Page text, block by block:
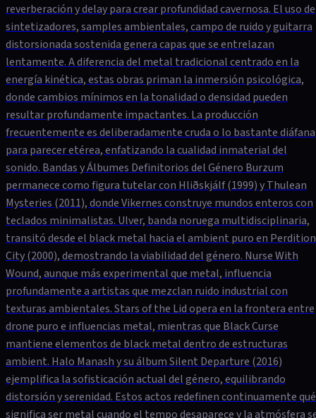
reverberación y delay para crear profundidad cavernosa. El uso de
sintetizadores, samples ambientales, campo de ruido y guitarra
distorsionada sostenida genera capas que se entrelazan
lentamente. A diferencia del metal tradicional centrado en la
energía kinética, estas obras priman la inmersión psicológica,
donde cambios mínimos en la tonalidad o densidad pueden
resultar profundamente impactantes. La producción
frecuentemente es deliberadamente cruda o lo bastante diáfana
para parecer etérea, enfatizando la cualidad inmaterial del
sonido. Bandas y Álbumes Definitorios del Género Burzum
permanece como figura tutelar con Hliðskjálf (1999) y Thulean
Mysteries (2011), donde Vikernes construye mundos enteros con
teclados minimalistas. Ulver, banda noruega multidisciplinaria,
transitó desde el black metal hacia el ambient puro en Perdition
City (2000), demostrando la viabilidad del género. Nurse With
Wound, aunque más experimental que metal, influencia
profundamente a artistas que mezclan ruido industrial con
texturas ambientales. Stars of the Lid opera en la frontera entre
drone puro e influencias metal, mientras que Black Curse
mantiene elementos de black metal dentro de estructuras
ambient. Halo Manash y su álbum Silent Departure (2016)
ejemplifica la sofisticación actual del género, equilibrando
distorsión y serenidad. Estos actos redefinen continuamente qué
significa ser metal cuando el tempo desaparece y la atmósfera